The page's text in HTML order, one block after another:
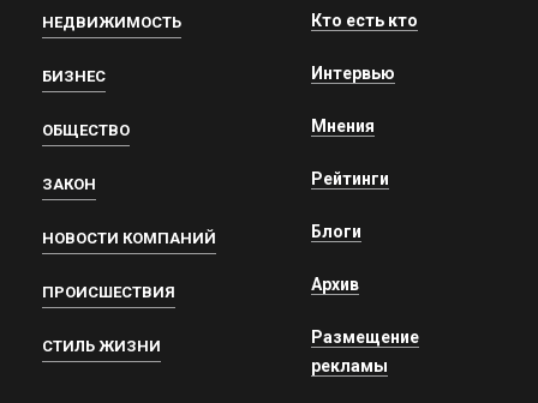
НЕДВИЖИМОСТЬ
БИЗНЕС
ОБЩЕСТВО
ЗАКОН
НОВОСТИ КОМПАНИЙ
ПРОИСШЕСТВИЯ
СТИЛЬ ЖИЗНИ
Кто есть кто
Интервью
Мнения
Рейтинги
Блоги
Архив
Размещение
рекламы